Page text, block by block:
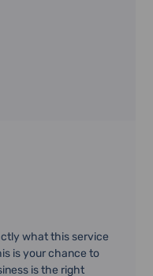
what this service
is your chance to
is the right